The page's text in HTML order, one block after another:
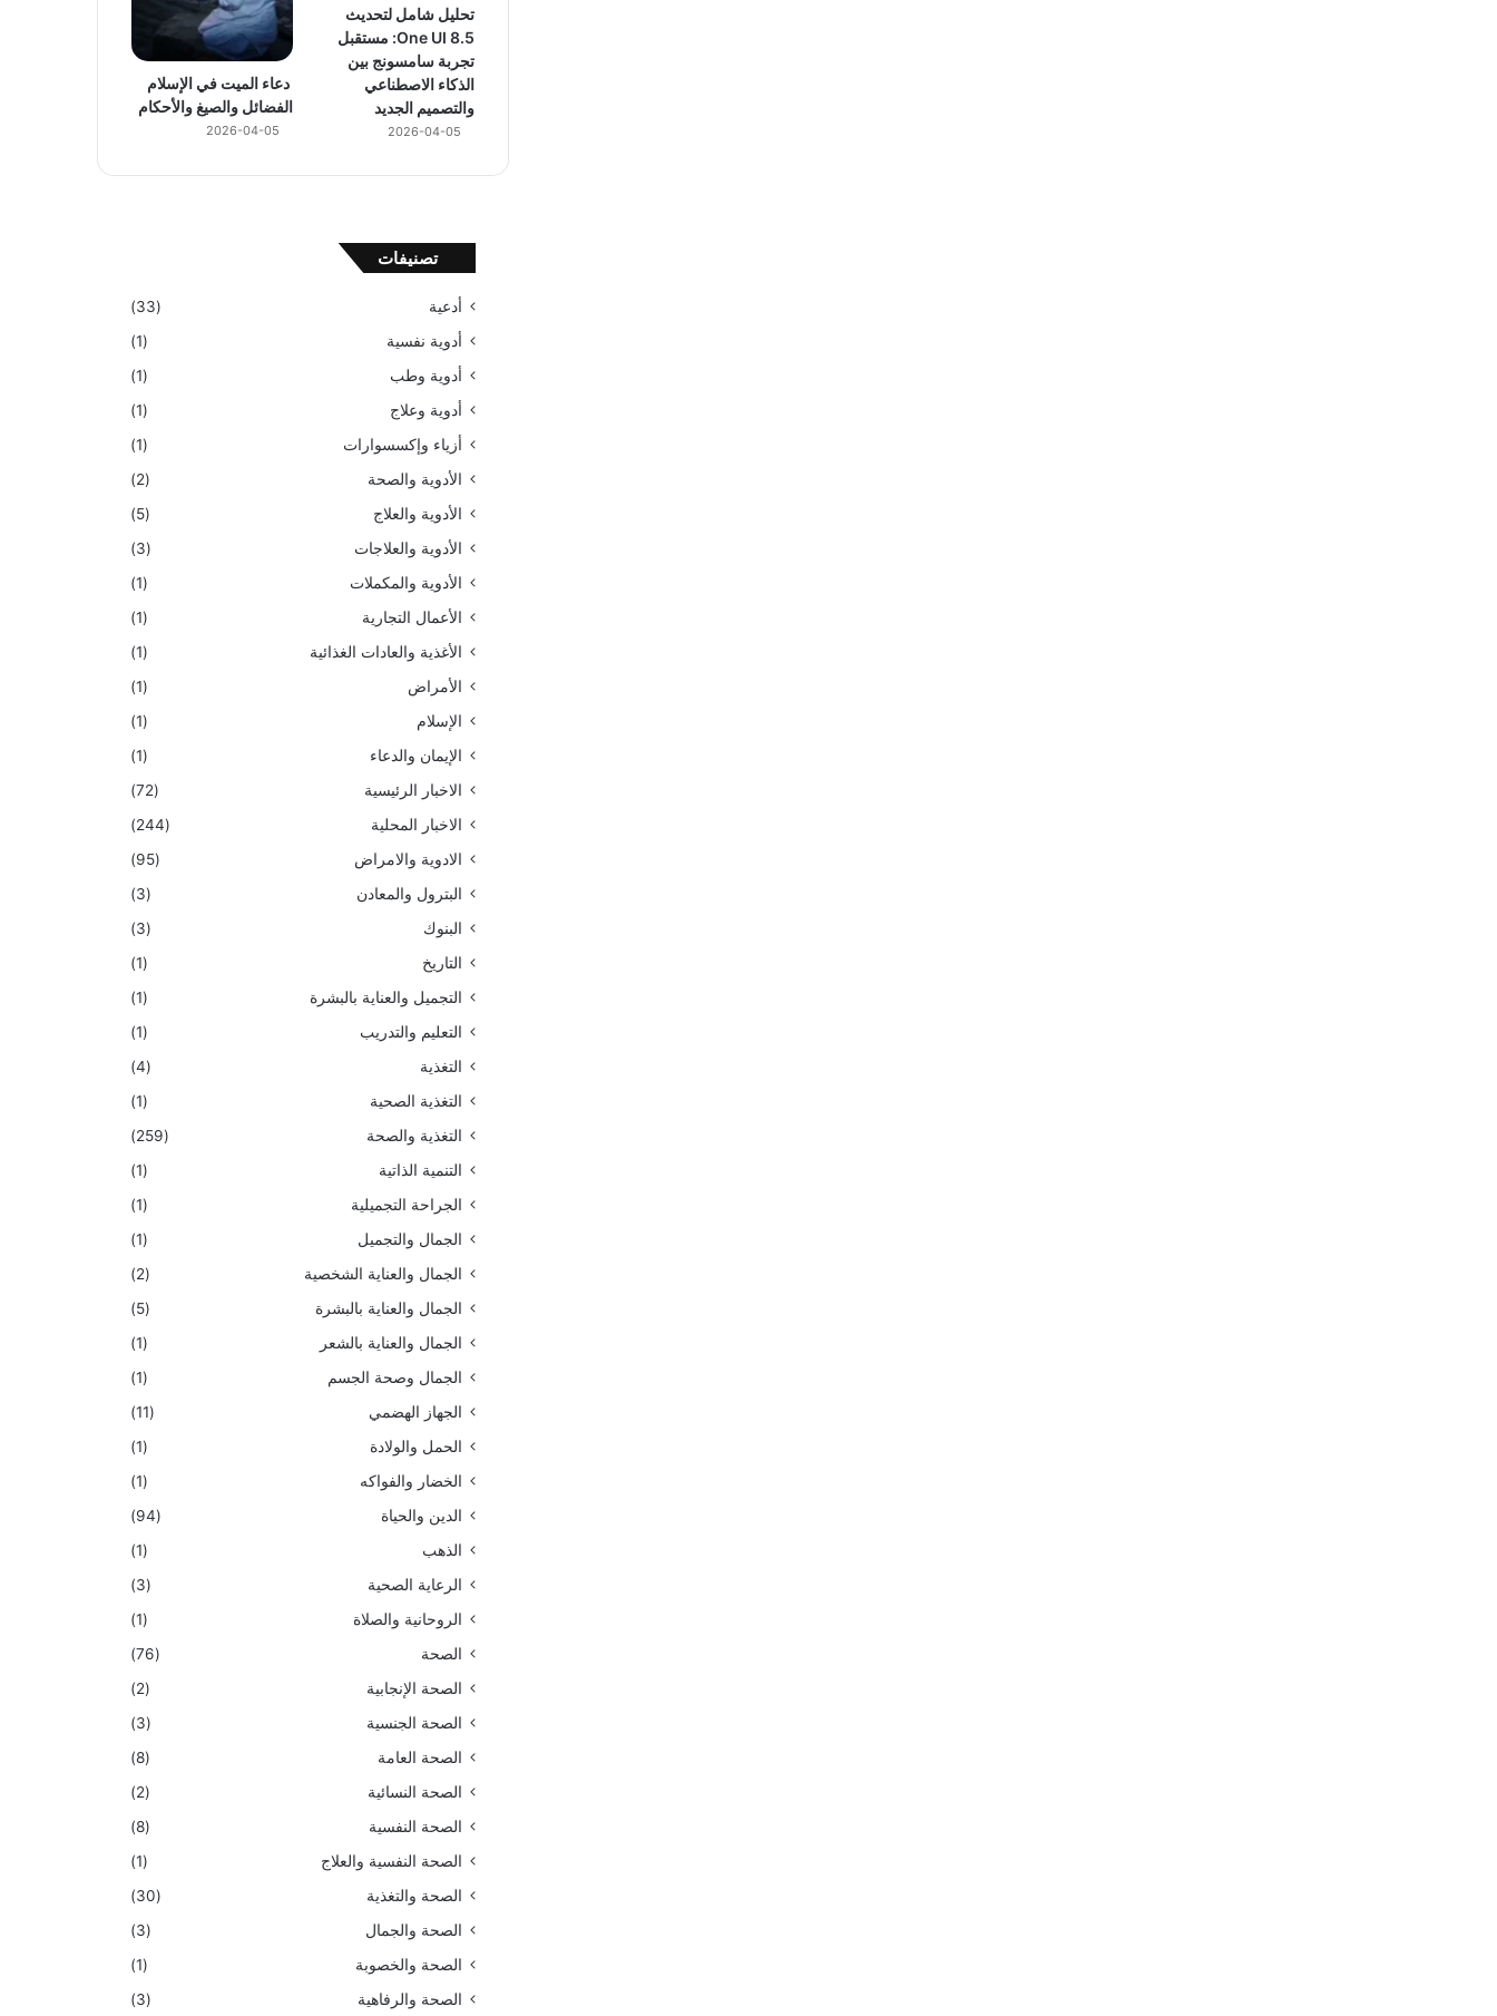
تحليل شامل لتحديث
One UI 8.5: مستقبل
تجربة سامسونج بين
الذكاء الاصطناعي
والتصميم الجديد
2026-04-05
دعاء الميت في الإسلام
الفضائل والصيغ والأحكام
2026-04-05
تصنيفات
أدعية
(33)
أدوية نفسية
(1)
أدوية وطب
(1)
أدوية وعلاج
(1)
أزياء وإكسسوارات
(1)
الأدوية والصحة
(2)
الأدوية والعلاج
(5)
الأدوية والعلاجات
(3)
الأدوية والمكملات
(1)
الأعمال التجارية
(1)
الأغذية والعادات الغذائية
(1)
الأمراض
(1)
الإسلام
(1)
الإيمان والدعاء
(1)
الاخبار الرئيسية
(72)
الاخبار المحلية
(244)
الادوية والامراض
(95)
البترول والمعادن
(3)
البنوك
(3)
التاريخ
(1)
التجميل والعناية بالبشرة
(1)
التعليم والتدريب
(1)
التغذية
(4)
التغذية الصحية
(1)
التغذية والصحة
(259)
التنمية الذاتية
(1)
الجراحة التجميلية
(1)
الجمال والتجميل
(1)
الجمال والعناية الشخصية
(2)
الجمال والعناية بالبشرة
(5)
الجمال والعناية بالشعر
(1)
الجمال وصحة الجسم
(1)
الجهاز الهضمي
(11)
الحمل والولادة
(1)
الخضار والفواكه
(1)
الدين والحياة
(94)
الذهب
(1)
الرعاية الصحية
(3)
الروحانية والصلاة
(1)
الصحة
(76)
الصحة الإنجابية
(2)
الصحة الجنسية
(3)
الصحة العامة
(8)
الصحة النسائية
(2)
الصحة النفسية
(8)
الصحة النفسية والعلاج
(1)
الصحة والتغذية
(30)
الصحة والجمال
(3)
الصحة والخصوبة
(1)
الصحة والرفاهية
(3)